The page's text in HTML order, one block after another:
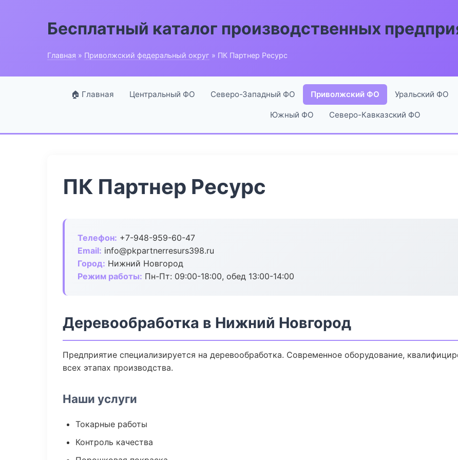
Бесплатный каталог производственных
Главная » Приволжский федеральный округ » ПК Партнер Ресурс
🏠 Главная Центральный ФО Северо-Западный ФО Приволжский ФО Уральский ФО
Южный ФО Северо-Кавказский ФО
ПК Партнер Ресурс
Телефон: +7-948-959-60-47
Email: info@pkpartnerresurs398.ru
Город: Нижний Новгород
Режим работы: Пн-Пт: 09:00-18:00, обед 13:00-14:00
Деревообработка в Нижний Новгород
Предприятие специализируется на деревообработка. Современное оборудование,
всех этапах производства.
Наши услуги
Токарные работы
Контроль качества